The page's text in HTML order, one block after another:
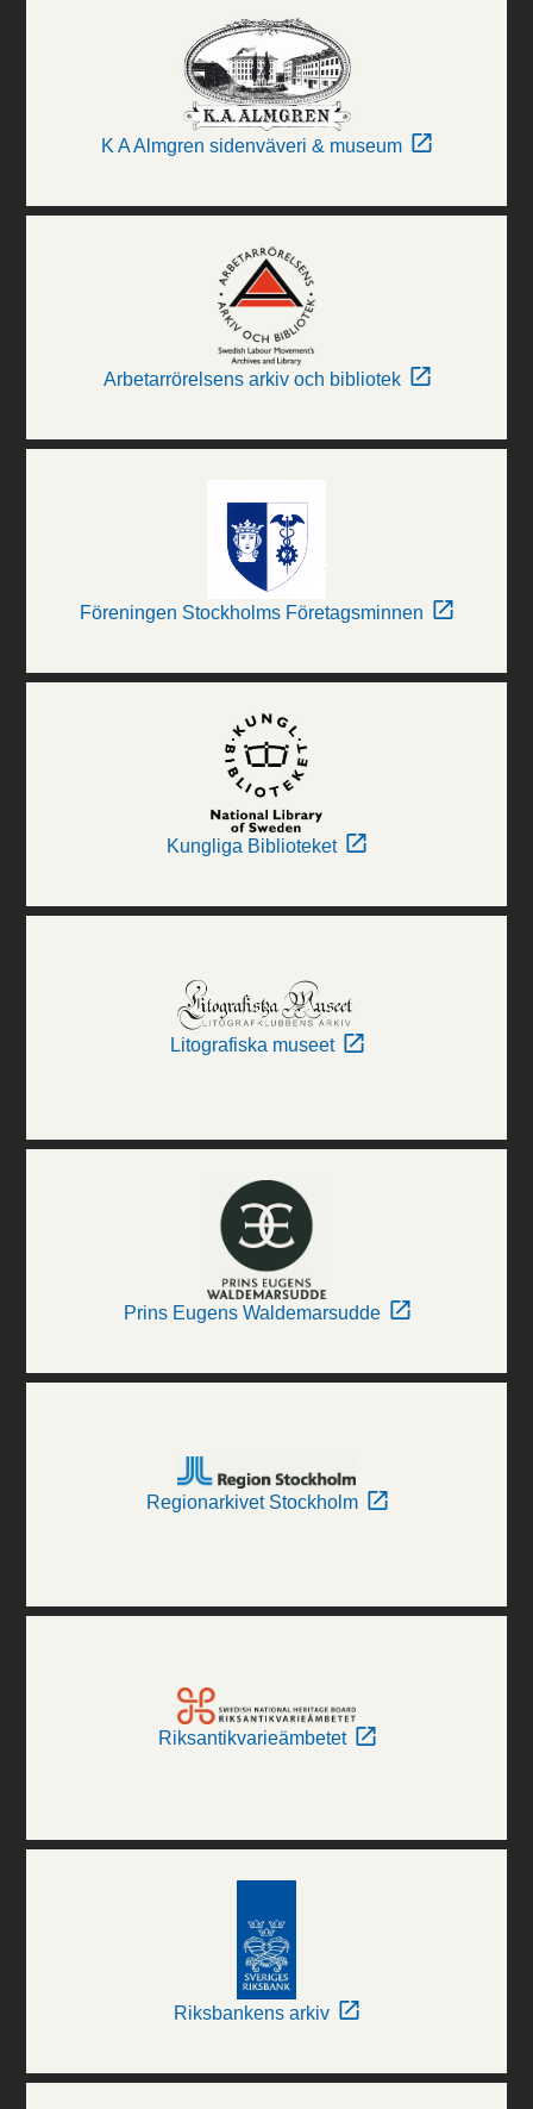
K A Almgren sidenväveri & museum
Arbetarrörelsens arkiv och bibliotek
Föreningen Stockholms Företagsminnen
Kungliga Biblioteket
Litografiska museet
Prins Eugens Waldemarsudde
Regionarkivet Stockholm
Riksantikvarieämbetet
Riksbankens arkiv